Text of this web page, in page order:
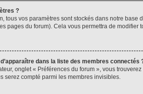
?
tous vos paramètres sont stockés dans notre base
pages du forum). Cela vous permettra de
dans la liste des membres connectés
onglet « Préférences du forum », vous trouverez
serez compté parmi les membres invisibles.